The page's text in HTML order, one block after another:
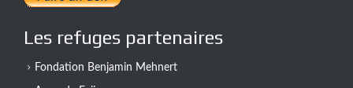
Les refuges partenaires
Fondation Benjamin Mehnert